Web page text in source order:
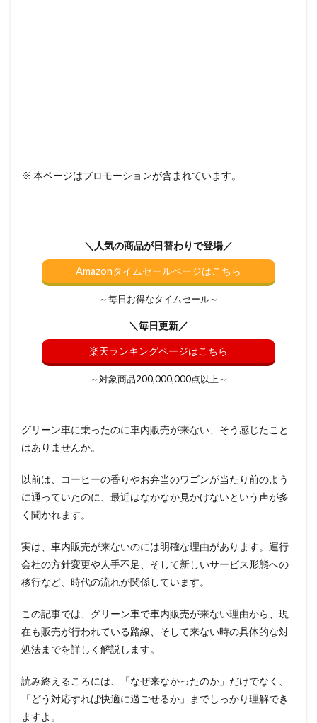
※ 本ページはプロモーションが含まれています。
＼人気の商品が日替わりで登場／
Amazonタイムセールページはこちら
～毎日お得なタイムセール～
＼毎日更新／
楽天ランキングページはこちら
～対象商品200,000,000点以上～
グリーン車に乗ったのに車内販売が来ない、そう感じたこと
はありませんか。
以前は、コーヒーの香りやお弁当のワゴンが当たり前のよう
に通っていたのに、最近はなかなか見かけないという声が多
く聞かれます。
実は、車内販売が来ないのには明確な理由があります。運行
会社の方針変更や人手不足、そして新しいサービス形態への
移行など、時代の流れが関係しています。
この記事では、グリーン車で車内販売が来ない理由から、現
在も販売が行われている路線、そして来ない時の具体的な対
処法までを詳しく解説します。
読み終えるころには、「なぜ来なかったのか」だけでなく、
「どう対応すれば快適に過ごせるか」までしっかり理解でき
ますよ。